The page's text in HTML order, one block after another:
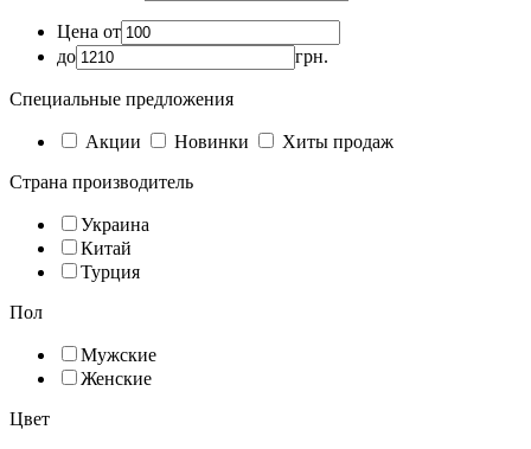
Цена от
до
грн.
Специальные предложения
Акции Новинки
Хиты продаж
Страна производитель
Украина
Китай
Турция
Пол
Мужские
Женские
Цвет